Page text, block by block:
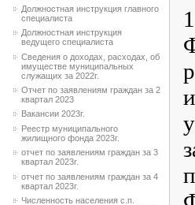
Должностная инструкция главного
специалиста
Должностная инструкция
ведущего специалиста
Сведения о доходах, расходах, об
имуществе муниципальных
служащих за 2022г.
Отчет по заявлениям граждан за 2
квартал 2023
Вакансии 2023г.
Реестр муниципального
жилищного фонда 2023г.
отчет по заявлениям граждан за 3
квартал 2023г.
отчет по заявлениям граждан за 4
квартал 2023г.
Численность населения с.п.